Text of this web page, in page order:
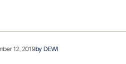
12, 2019by DEWI